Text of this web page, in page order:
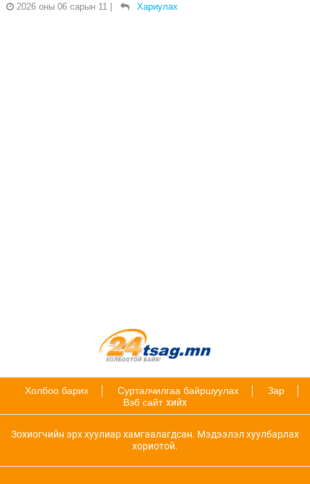
2026 оны 06 сарын 11 | Хариулах
Холбоо барих Сурталчилгаа байршуулах
Зар
Вэб сайт хийх
Зохиогчийн эрх хуулиар хамгаалагдсан. Мэдээлэл хуулбарлах
хориотой.